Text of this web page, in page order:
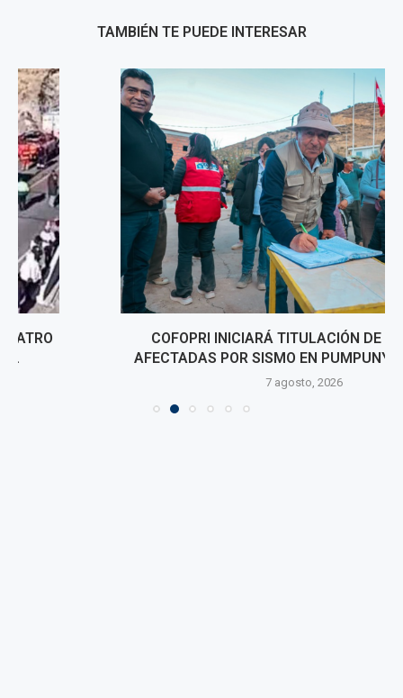
TAMBIÉN TE PUEDE INTERESAR
COFOPRI INICIARÁ TITULACIÓN DE VIVIENDAS
AFECTADAS POR SISMO EN PUMPUNYA, CHUPACA